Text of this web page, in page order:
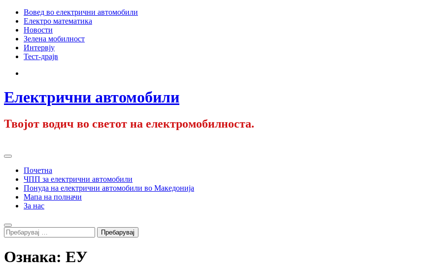
Skip
content
Вовед во електрични автомобили
Електро математика
Новости
Зелена мобилност
Интервју
Тест-драјв
Електрични автомобили
Твојот водич во светот на електромобилноста.
Primary
Почетна
ЧПП за електрични автомобили
Понуда на електрични автомобили во Македонија
Мапа на полначи
За нас
Search
Пребарувај
за:
Ознака: ЕУ